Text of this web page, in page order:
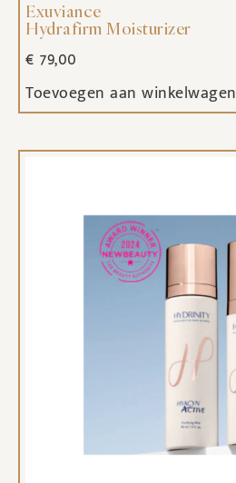
Exuviance
Hydrafirm Moisturizer
€ 79,00
Toevoegen aan winkelwagen